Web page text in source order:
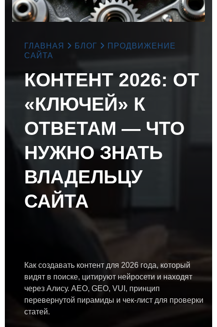
ГЛАВНАЯ БЛОГ
ПРОДВИЖЕНИЕ
САЙТА
КОНТЕНТ 2026: ОТ
«КЛЮЧЕЙ» К
ОТВЕТАМ — ЧТО
НУЖНО ЗНАТЬ
ВЛАДЕЛЬЦУ
САЙТА
Как создавать контент для 2026 года, который
видят в поиске, цитируют нейросети и находят
через Алису. AEO, GEO, VUI, принцип
перевернутой пирамиды и чек-лист для проверки
статей.